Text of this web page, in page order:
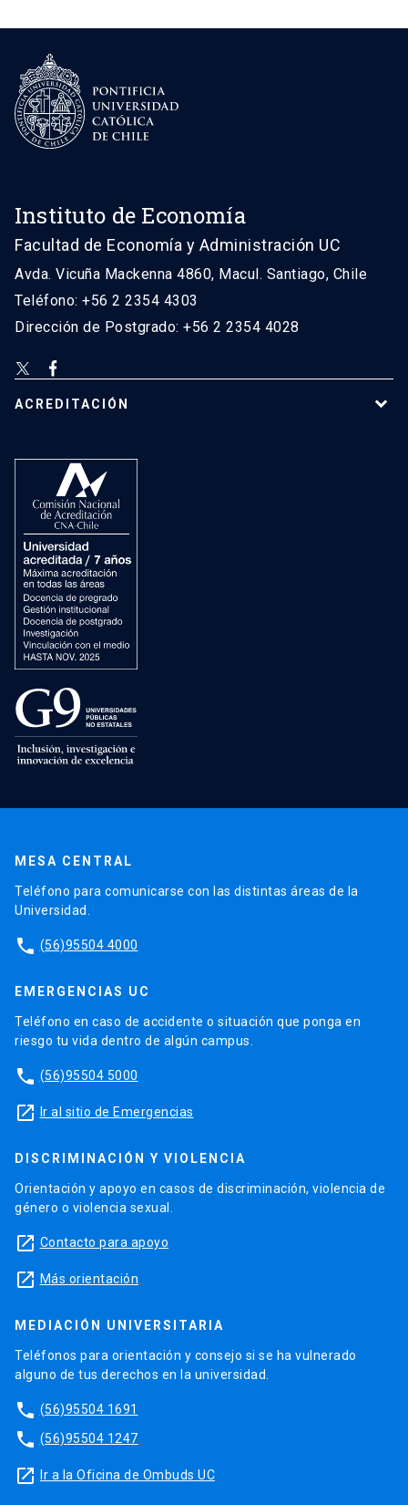
Instituto de Economía
Facultad de Economía y Administración UC
Avda. Vicuña Mackenna 4860, Macul. Santiago, Chile
Teléfono: +56 2 2354 4303
Dirección de Postgrado: +56 2 2354 4028
ACREDITACIÓN
MESA CENTRAL
Teléfono para comunicarse con las distintas áreas de la
Universidad.
phone (56)95504 4000
EMERGENCIAS UC
Teléfono en caso de accidente o situación que ponga en
riesgo tu vida dentro de algún campus.
phone (56)95504 5000
launch Ir al sitio de Emergencias
DISCRIMINACIÓN Y VIOLENCIA
Orientación y apoyo en casos de discriminación, violencia de
género o violencia sexual.
launch Contacto para apoyo
launch Más orientación
MEDIACIÓN UNIVERSITARIA
Teléfonos para orientación y consejo si se ha vulnerado
alguno de tus derechos en la universidad.
phone (56)95504 1691
phone (56)95504 1247
launch Ir a la Oficina de Ombuds UC